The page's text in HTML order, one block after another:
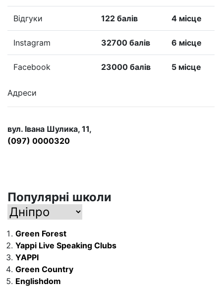
Відгуки 122 балів 4 місце
Instagram 32700 балів 6 місце
Facebook 23000 балів 5 місце
Адреси
вул. Івана Шулика, 11,
(097) 0000320
Популярні школи
Green Forest
Yappi Live Speaking Clubs
YAPPI
Green Country
Englishdom